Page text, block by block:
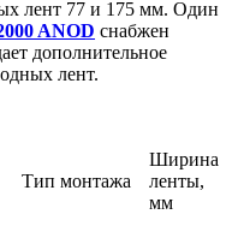
лент 77 и 175 мм. Один
ANOD снабжен
дополнительное
лент.
Тип монтажа
Ширина
ленты,
мм